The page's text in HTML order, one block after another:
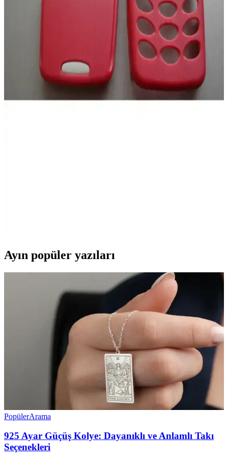
Samsung B310 ve B310 Dual Sim modellerinin özellikleri, kullanıcı
yorumları ve karşılaştırmasıyla, ihtiyaçlarınıza en uygun tuşlu
telefonu seçmenize yardımcı oluyoruz.
Apple iPhone 13 Pro ve iPhone 15 Pro
Karşılaştırması Hangi Model Daha Uygun
iPhone 13 Pro ve iPhone 15 Pro'nun özellikleri, performansları ve
kullanıcı yorumlarıyla karşılaştırması detaylı şekilde sunuluyor.
Ayın popüler yazıları
PopülerArama
925 Ayar Güçüş Kolye: Dayanıklı ve Anlamlı Takı
Seçenekleri